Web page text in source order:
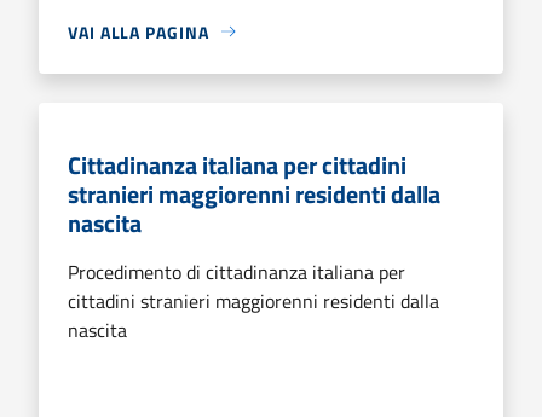
VAI ALLA PAGINA
Cittadinanza italiana per cittadini
stranieri maggiorenni residenti dalla
nascita
Procedimento di cittadinanza italiana per
cittadini stranieri maggiorenni residenti dalla
nascita